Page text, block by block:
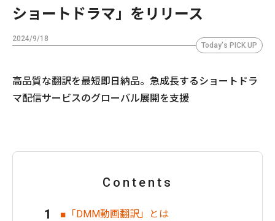
ショートドラマ」をリリース
2024/9/18
Today's PICK UP
高品質な翻訳を最短即日納品。急成長するショートドラ
マ配信サービスのグローバル展開を支援
Contents
■「DMM動画翻訳」とは